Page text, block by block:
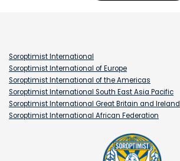
Soroptimist International
Soroptimist International of Europe
Soroptimist International of the Americas
Soroptimist International South East Asia Pacific
Soroptimist International Great Britain and Ireland
Soroptimist International African Federation